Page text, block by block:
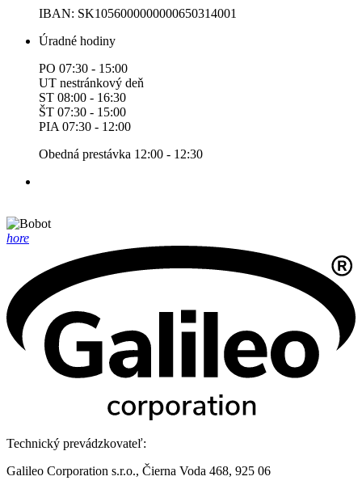
IBAN: SK1056000000000650314001
Úradné hodiny
PO 07:30 - 15:00
UT nestránkový deň
ST 08:00 - 16:30
ŠT 07:30 - 15:00
PIA 07:30 - 12:00
Obedná prestávka 12:00 - 12:30
hore
Technický prevádzkovateľ:
Galileo Corporation s.r.o., Čierna Voda 468, 925 06